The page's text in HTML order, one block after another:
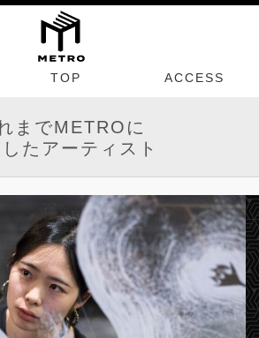
TOP ACCESS
までMETROに
たアーティスト